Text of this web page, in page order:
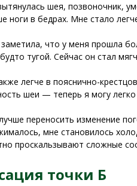
шея, позвоночник,
ноги в бедрах. Мне стало
что у меня прошла
тугой. Сейчас он стал
легче в пояснично-
шеи — теперь я могу
переносить изменение
мне становилось
проскальзывают сложные
точки Б